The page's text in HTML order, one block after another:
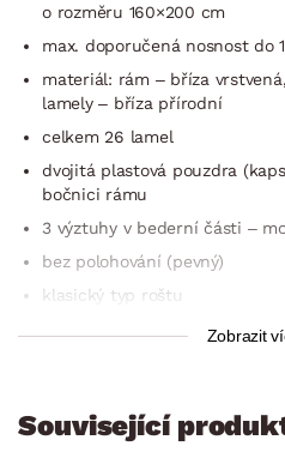
o rozměru 160×200 cm
max. doporučená nosnost do
materiál: rám – bříza
lamely – bříza přírodní
celkem 26 lamel
dvojitá plastová pouzdra
bočnici rámu
3 výztuhy v bederní části –
bez polohování (pevný)
klasický typ roštu
Zobrazit
Související